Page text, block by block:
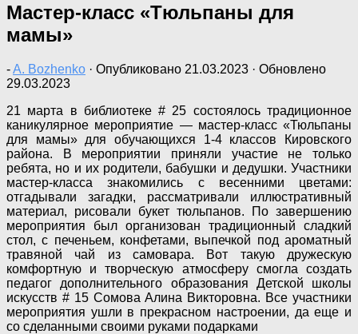
Мастер-класс «Тюльпаны для
мамы»
-A. Bozhenko · Опубликовано 21.03.2023 · Обновлено
29.03.2023
21 марта в библиотеке # 25 состоялось традиционное
каникулярное мероприятие — мастер-класс «Тюльпаны
для мамы» для обучающихся 1-4 классов Кировского
района. В мероприятии приняли участие не только
ребята, но и их родители, бабушки и дедушки. Участники
мастер-класса знакомились с весенними цветами:
отгадывали загадки, рассматривали иллюстративный
материал, рисовали букет тюльпанов. По завершению
мероприятия был организован традиционный сладкий
стол, с печеньем, конфетами, выпечкой под ароматный
травяной чай из самовара. Вот такую дружескую
комфортную и творческую атмосферу смогла создать
педагог дополнительного образования Детской школы
искусств # 15 Сомова Алина Викторовна. Все участники
мероприятия ушли в прекрасном настроении, да еще и
со сделанными своими руками подарками